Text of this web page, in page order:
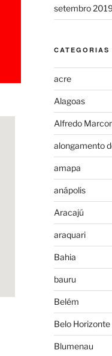
setembro
CATEGORIAS
acre
Alagoas
Alfredo
alongamento
amapa
anápolis
Aracajú
araquari
Bahia
bauru
Belém
Belo Horizonte
Blumenau